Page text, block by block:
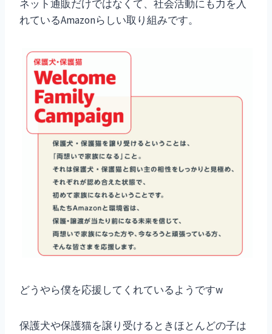
ネット通販だけではなくて、社会活動にも力を入
れているAmazonらしい取り組みです。
どうやら僕を応援してくれているようですw
保護犬や保護猫を譲り受けるときほとんどの子は